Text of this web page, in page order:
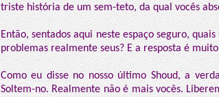
triste história de um sem-teto, da qual vocês
Então, sentados aqui neste espaço seguro,
problemas realmente seus? E a resposta é
Como eu disse no nosso último Shoud, a
Soltem-no. Realmente não é mais vocês.